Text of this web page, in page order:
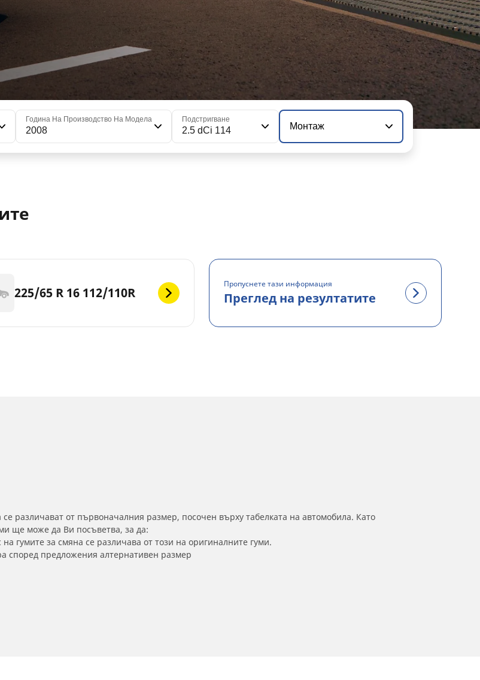
Година На Производство На Модела
2008
Подстригване
2.5 dCi 114 Монтаж
225/65 R 16 112/110R
Пропуснете тази информация
Преглед на резултатите
различават от първоначалния размер, посочен върху табелката на автомобила. Като
ще може да Ви посъветва, за да:
гумите за смяна се различава от този на оригиналните гуми.
според предложения алтернативен размер